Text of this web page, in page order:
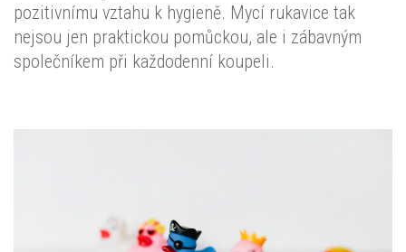
pozitivnímu vztahu k hygieně. Mycí rukavice tak
nejsou jen praktickou pomůckou, ale i zábavným
společníkem při každodenní koupeli.